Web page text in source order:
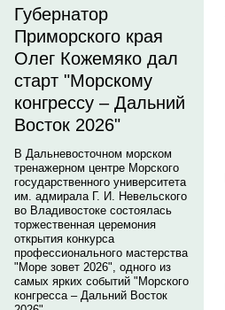
Губернатор
Приморского края
Олег Кожемяко дал
старт "Морскому
конгрессу – Дальний
Восток 2026"
В Дальневосточном морском
тренажерном центре Морского
государственного университета
им. адмирала Г. И. Невельского
во Владивостоке состоялась
торжественная церемония
открытия конкурса
профессионального мастерства
"Море зовет 2026", одного из
самых ярких событий "Морского
конгресса – Дальний Восток